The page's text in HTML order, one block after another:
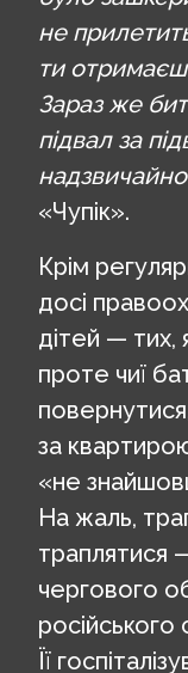
не
ти
Зараз же
підвал за
«Чупік».
Крім
досі
дітей — тих,
проте чиї
за
«не
На жаль,
траплятися
чергового
російського
Її